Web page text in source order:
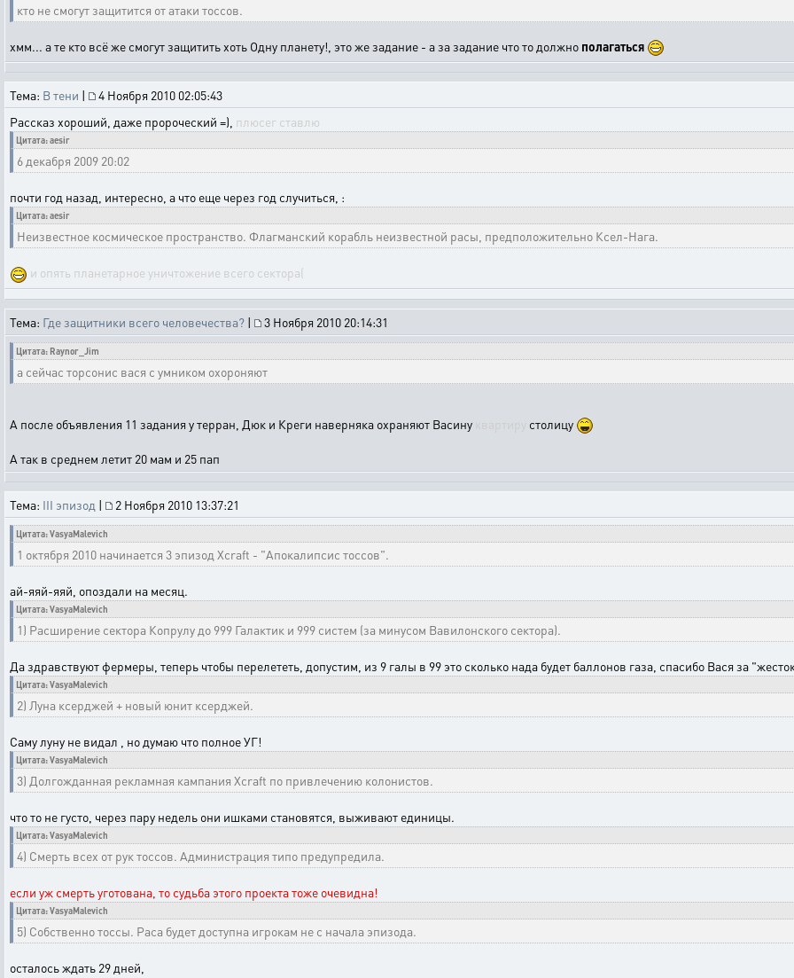
кто не смогут защитится от атаки тоссов.
хмм... а те кто всё же смогут защитить хоть Одну планету!, это же задание - а за задание что то должно полагаться
Тема: В тени | 4 Ноября 2010 02:05:43
Рассказ хороший, даже пророческий =), плюсег ставлю
Цитата: aesir
6 декабря 2009 20:02
почти год назад, интересно, а что еще через год случиться, :
Цитата: aesir
Неизвестное космическое пространство. Флагманский корабль неизвестной расы, предположительно Ксел-Нага.
и опять планетарное уничтожение всего сектора(
Тема: Где защитники всего человечества? | 3 Ноября 2010 20:14:31
Цитата: Raynor_Jim
а сейчас торсонис вася с умником охороняют
А после объявления 11 задания у терран, Дюк и Креги наверняка охраняют Васину квартиру столицу
А так в среднем летит 20 мам и 25 пап
Тема: III эпизод | 2 Ноября 2010 13:37:21
Цитата: VasyaMalevich
1 октября 2010 начинается 3 эпизод Xcraft - "Апокалипсис тоссов".
ай-яяй-яяй, опоздали на месяц.
Цитата: VasyaMalevich
1) Расширение сектора Копрулу до 999 Галактик и 999 систем (за минусом Вавилонского сектора).
Да здравствуют фермеры, теперь чтобы перелететь, допустим, из 9 галы в 99 это сколько нада будет баллонов газа, спасибо Вася за
Цитата: VasyaMalevich
2) Луна ксерджей + новый юнит ксерджей.
Саму луну не видал , но думаю что полное УГ!
Цитата: VasyaMalevich
3) Долгожданная рекламная кампания Xcraft по привлечению колонистов.
что то не густо, через пару недель они ишками становятся, выживают единицы.
Цитата: VasyaMalevich
4) Смерть всех от рук тоссов. Администрация типо предупредила.
если уж смерть уготована, то судьба этого проекта тоже очевидна!
Цитата: VasyaMalevich
5) Собственно тоссы. Раса будет доступна игрокам не с начала эпизода.
осталось ждать 29 дней,